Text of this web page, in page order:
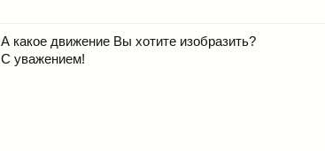
А какое движение Вы хотите изобразить?
С уважением!